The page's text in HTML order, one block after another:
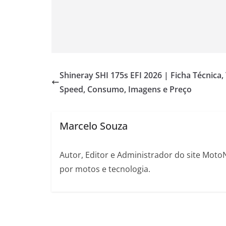
Shineray SHI 175s EFI 2026 | Ficha Técnica,
Speed, Consumo, Imagens e Preço
Marcelo Souza
Autor, Editor e Administrador do site
por motos e tecnologia.